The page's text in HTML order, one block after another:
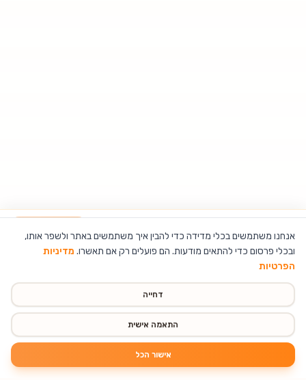
הוספה לסל
אנחנו משתמשים בכלי מדידה כדי להבין איך משתמשים באתר ולשפר אותו,
ובכלי פרסום כדי להתאים מודעות. הם פועלים רק אם תאשרו. מדיניות
הפרטיות
דחייה
התאמה אישית
אישור הכל